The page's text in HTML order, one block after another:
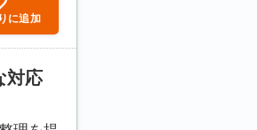
に追加
対応